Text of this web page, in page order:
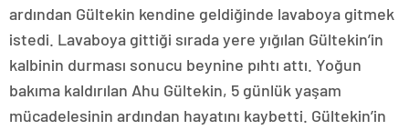
ardından Gültekin kendine geldiğinde lavaboya gitmek
istedi. Lavaboya gittiği sırada yere yığılan Gültekin’in
kalbinin durması sonucu beynine pıhtı attı. Yoğun
bakıma kaldırılan Ahu Gültekin, 5 günlük yaşam
mücadelesinin ardından hayatını kaybetti. Gültekin’in